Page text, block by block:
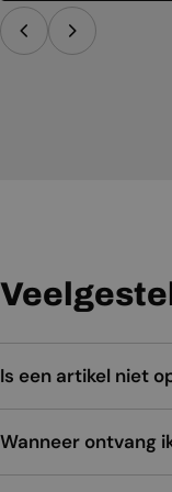
Is een artikel niet
Wanneer ontvang